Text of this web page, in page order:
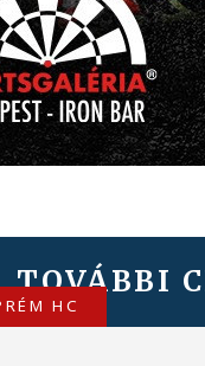
TOVÁBBI
HC